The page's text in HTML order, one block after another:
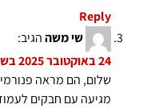
Reply
שי משההגיב:
24 באוקטובר 2025 בשעה 23:56
מגיעה עם חבקים